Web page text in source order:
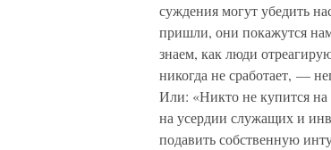
суждения могут убедить
пришли, они покажутся
знаем, как люди
никогда не сработает, —
Или: «Никто не купится на
на усердии служащих и
подавить собственную